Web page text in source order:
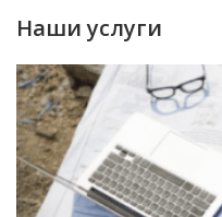
Наши услуги